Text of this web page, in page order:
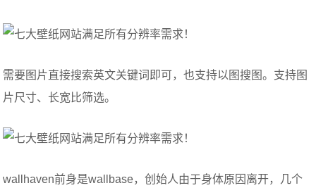
需要图片直接搜索英文关键词即可，也支持以图搜图。支持图
片尺寸、长宽比筛选。
wallhaven前身是wallbase，创始人由于身体原因离开，几个